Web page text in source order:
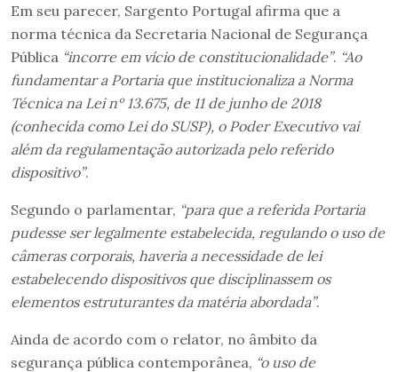
Em seu parecer, Sargento Portugal afirma que a
norma técnica da Secretaria Nacional de Segurança
Pública “incorre em vício de constitucionalidade”. “Ao
fundamentar a Portaria que institucionaliza a Norma
Técnica na Lei nº 13.675, de 11 de junho de 2018
(conhecida como Lei do SUSP), o Poder Executivo vai
além da regulamentação autorizada pelo referido
dispositivo”.
Segundo o parlamentar, “para que a referida Portaria
pudesse ser legalmente estabelecida, regulando o uso de
câmeras corporais, haveria a necessidade de lei
estabelecendo dispositivos que disciplinassem os
elementos estruturantes da matéria abordada”.
Ainda de acordo com o relator, no âmbito da
segurança pública contemporânea, “o uso de